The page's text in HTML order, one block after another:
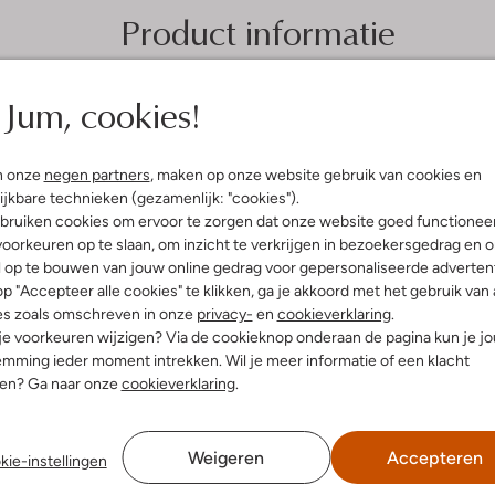
Jum, cookies!
onze negen partners, maken op onze website gebruik van cookies en
technieken (gezamenlijk: "cookies").
cookies om ervoor te zorgen dat onze website goed
op te slaan, om inzicht te verkrijgen in bezoekersgedrag en
te bouwen van jouw online gedrag voor gepersonaliseerde
"Accepteer alle cookies" te klikken, ga je akkoord met het gebruik van
zoals omschreven in onze privacy- en cookieverklaring.
voorkeuren wijzigen? Via de cookieknop onderaan de pagina kun je
ieder moment intrekken. Wil je meer informatie of een klacht
Ga naar onzecookieverklaring.
instellingen Weigeren Accepteren
Product informatie